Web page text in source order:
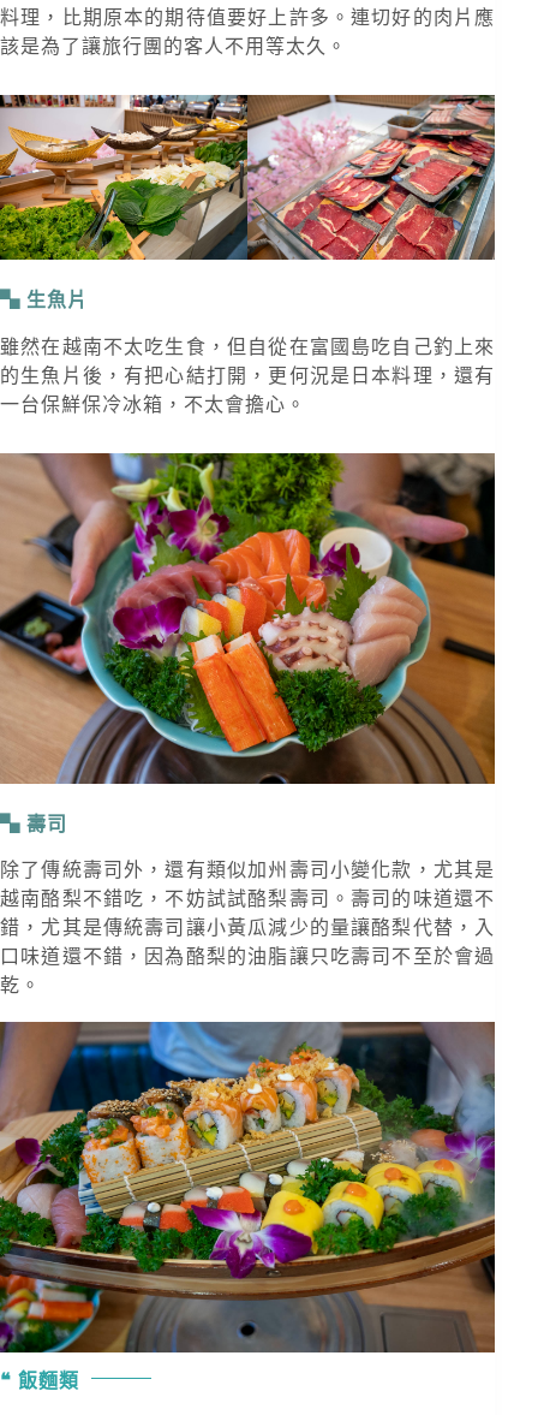
料理，比期原本的期待值要好上許多。連切好的肉片應
該是為了讓旅行團的客人不用等太久。
生魚片
雖然在越南不太吃生食，但自從在富國島吃自己釣上來
的生魚片後，有把心結打開，更何況是日本料理，還有
一台保鮮保冷冰箱，不太會擔心。
壽司
除了傳統壽司外，還有類似加州壽司小變化款，尤其是
越南酪梨不錯吃，不妨試試酪梨壽司。壽司的味道還不
錯，尤其是傳統壽司讓小黃瓜減少的量讓酪梨代替，入
口味道還不錯，因為酪梨的油脂讓只吃壽司不至於會過
乾。
飯麵類